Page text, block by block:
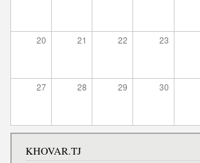
20 21 22 23
27 28 29 30
KHOVAR.TJ